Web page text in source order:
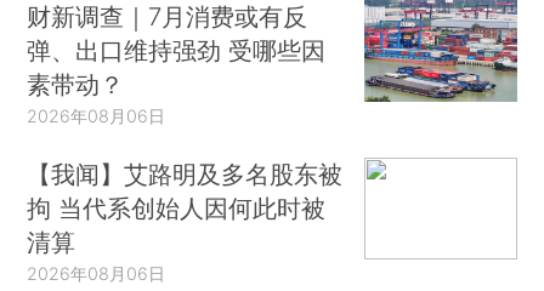
财新调查｜7月消费或有反
弹、出口维持强劲 受哪些因
素带动？
2026年08月06日
【我闻】艾路明及多名股东被
拘 当代系创始人因何此时被
清算
2026年08月06日